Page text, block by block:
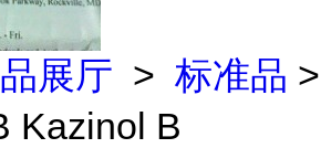
展厅 > 标准品 >
Kazinol B